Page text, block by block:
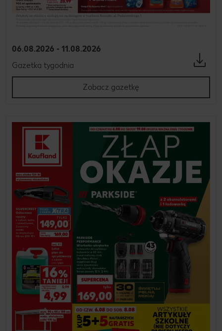
06.08.2026 - 11.08.2026
Gazetka tygodnia
Zobacz gazetkę